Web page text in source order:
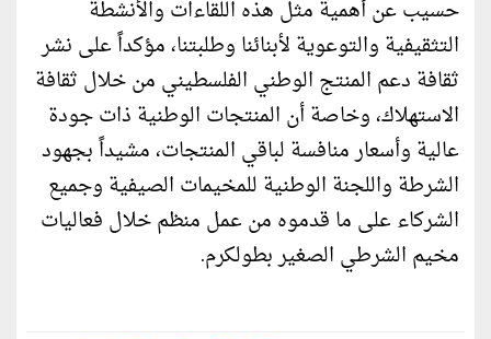
حسيب عن أهمية مثل هذه اللقاءات والأنشطة
التثقيفية والتوعوية لأبنائنا وطلبتنا، مؤكداً على نشر
ثقافة دعم المنتج الوطني الفلسطيني من خلال ثقافة
الاستهلاك، وخاصة أن المنتجات الوطنية ذات جودة
عالية وأسعار منافسة لباقي المنتجات، مشيداً بجهود
الشرطة واللجنة الوطنية للمخيمات الصيفية وجميع
الشركاء على ما قدموه من عمل منظم خلال فعاليات
مخيم الشرطي الصغير بطولكرم.